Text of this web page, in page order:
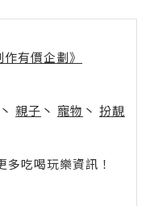
有價企劃》
丶 親子 丶 寵物 丶 扮靚
吃喝玩樂資訊！